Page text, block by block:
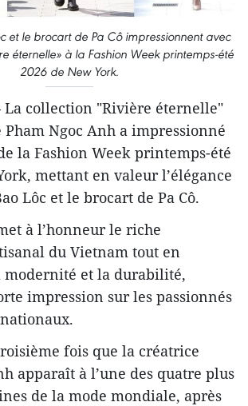
et le brocart de Pa Cô impressionnent avec
éternelle» à la Fashion Week printemps-été
2026 de New York.
La collection "Rivière éternelle"
Ngoc Anh a impressionné
la Fashion Week printemps-été
mettant en valeur l’élégance
Lôc et le brocart de Pa Cô.
à l’honneur le riche
du Vietnam tout en
et la durabilité,
impression sur les passionnés
fois que la créatrice
apparaît à l’une des quatre plus
de la mode mondiale, après